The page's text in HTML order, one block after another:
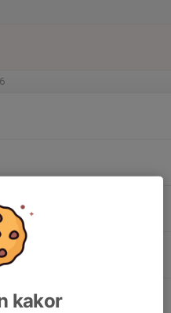
kakor